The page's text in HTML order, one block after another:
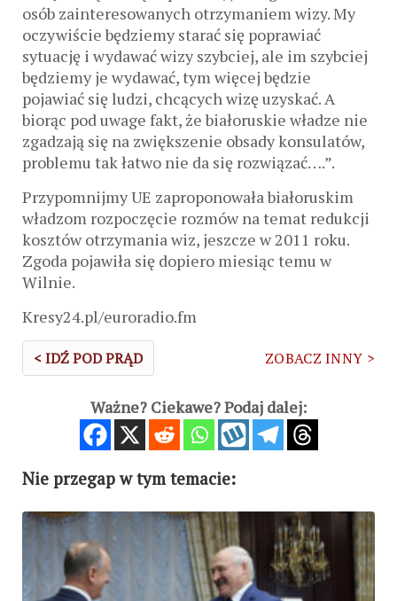
osób zainteresowanych otrzymaniem wizy. My
oczywiście będziemy starać się poprawiać
sytuację i wydawać wizy szybciej, ale im szybciej
będziemy je wydawać, tym więcej będzie
pojawiać się ludzi, chcących wizę uzyskać. A
biorąc pod uwage fakt, że białoruskie władze nie
zgadzają się na zwiększenie obsady konsulatów,
problemu tak łatwo nie da się rozwiązać….”.
Przypomnijmy UE zaproponowała białoruskim
władzom rozpoczęcie rozmów na temat redukcji
kosztów otrzymania wiz, jeszcze w 2011 roku.
Zgoda pojawiła się dopiero miesiąc temu w
Wilnie.
Kresy24.pl/euroradio.fm
< IDŹ POD PRĄD ZOBACZ INNY >
Ważne? Ciekawe? Podaj dalej:
Nie przegap w tym temacie: